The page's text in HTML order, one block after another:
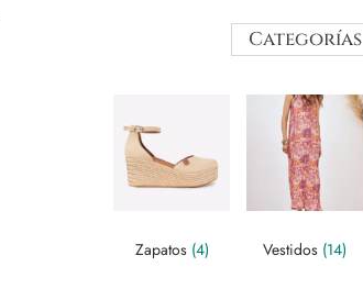
Categorías
Zapatos (4) Vestidos (14)